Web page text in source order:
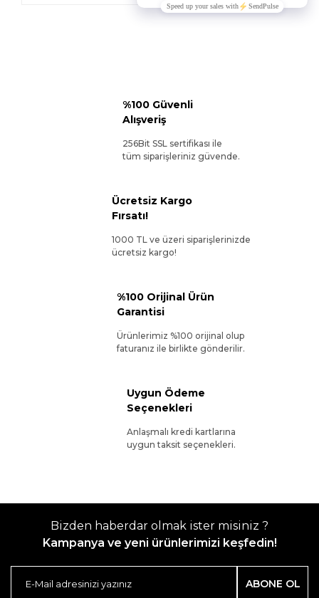
%100 Güvenli
Alışveriş
256Bit SSL sertifikası ile
tüm siparişleriniz güvende.
Ücretsiz Kargo
Fırsatı!
1000 TL ve üzeri siparişlerinizde
ücretsiz kargo!
%100 Orijinal Ürün
Garantisi
Ürünlerimiz %100 orijinal olup
faturanız ile birlikte gönderilir.
Uygun Ödeme
Seçenekleri
Anlaşmalı kredi kartlarına
uygun taksit seçenekleri.
Bizden haberdar olmak ister misiniz ?
Kampanya ve yeni ürünlerimizi keşfedin!
ABONE OL